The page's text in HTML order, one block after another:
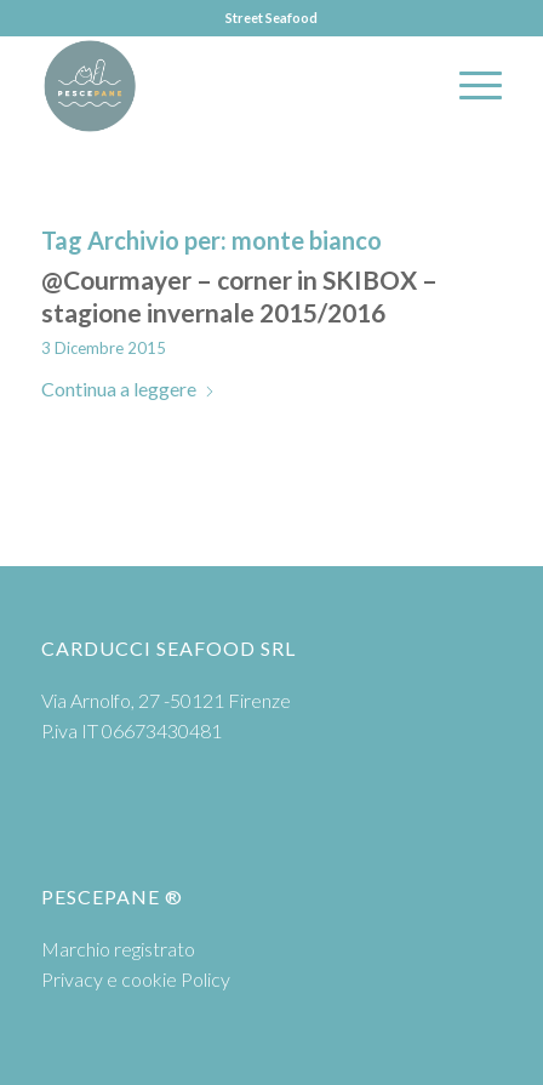
Street Seafood
Tag Archivio per: monte bianco
@Courmayer – corner in SKIBOX –
stagione invernale 2015/2016
3 Dicembre 2015
Continua a leggere
CARDUCCI SEAFOOD SRL
Via Arnolfo, 27 -50121 Firenze
P.iva IT 06673430481
PESCEPANE ®
Marchio registrato
Privacy e cookie Policy